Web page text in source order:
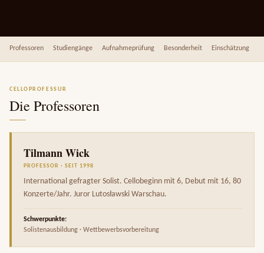
Professoren Studiengänge Aufnahmeprüfung Besonderheit Einschätzung
CELLOPROFESSUR
Die Professoren
Tilmann Wick
PROFESSOR · SEIT 1998
International gefragter Solist. Cellobeginn mit 6, Debut mit 16, 80
Konzerte/Jahr. Juror Lutosławski Warschau.
Schwerpunkte:
Solistenausbildung · Wettbewerbsvorbereitung